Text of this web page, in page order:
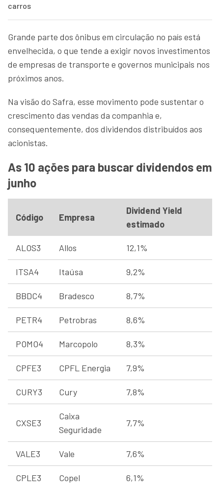
carros
Grande parte dos ônibus em circulação no país está
envelhecida, o que tende a exigir novos investimentos
de empresas de transporte e governos municipais nos
próximos anos.
Na visão do Safra, esse movimento pode sustentar o
crescimento das vendas da companhia e,
consequentemente, dos dividendos distribuídos aos
acionistas.
As 10 ações para buscar dividendos em
junho
Código Empresa
Dividend Yield
estimado
ALOS3 Allos 12,1%
ITSA4 Itaúsa 9,2%
BBDC4 Bradesco 8,7%
PETR4 Petrobras 8,6%
POMO4 Marcopolo 8,3%
CPFE3 CPFL Energia 7,9%
CURY3 Cury 7,8%
CXSE3
Caixa
Seguridade
7,7%
VALE3 Vale 7,6%
CPLE3 Copel 6,1%